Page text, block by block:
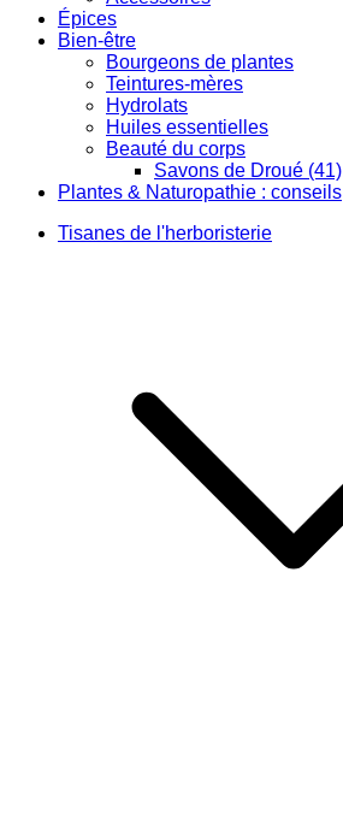
Épices
Bien-être
Bourgeons de plantes
Teintures-mères
Hydrolats
Huiles essentielles
Beauté du corps
Savons de Droué (41)
Plantes & Naturopathie : conseils
Tisanes de l'herboristerie